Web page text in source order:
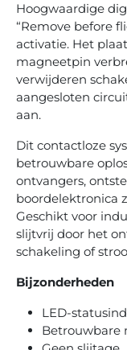
Hoogwaardige
“Remove before
activatie. Het
magneetpin
verwijderen
aangesloten
aan.
Dit contactloze
betrouwbare
ontvangers,
boordelektronica
Geschikt voor
slijtvrij door het
schakeling of
Bijzonderheden
LED-
Betrouwbare